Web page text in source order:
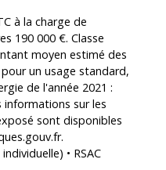
à la charge de
190 000 €. Classe
moyen estimé des
un usage standard,
de l'année 2021 :
informations sur les
sont disponibles
• RSAC